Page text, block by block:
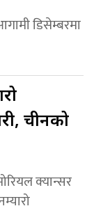
डिसेम्बरमा
चीनको
क्यान्सर